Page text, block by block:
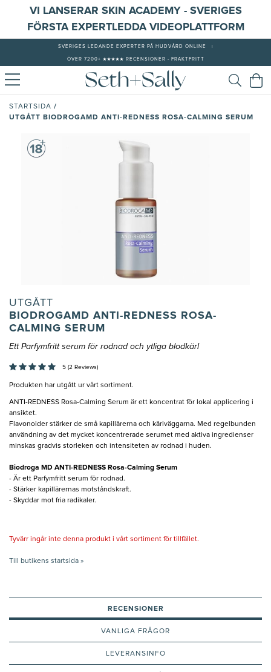
VI LANSERAR SKIN ACADEMY - SVERIGES
FÖRSTA EXPERTLEDDA VIDEOPLATTFORM
SVERIGES LEDANDE EXPERTER PÅ HUDVÅRD ONLINE
ÖVER 7200+ ★★★★★ RECENSIONER - FRAKTFRITT
STARTSIDA /
UTGÅTT BIODROGAMD ANTI-REDNESS ROSA-CALMING SERUM
UTGÅTT
BIODROGAMD ANTI-REDNESS ROSA-
CALMING SERUM
Ett Parfymfritt serum för rodnad och ytliga blodkärl
5 (2 Reviews)
Produkten har utgått ur vårt sortiment.
ANTI-REDNESS Rosa-Calming Serum är ett koncentrat för lokal applicering i
ansiktet.
Flavonoider stärker de små kapillärerna och kärlväggarna. Med regelbunden
användning av det mycket koncentrerade serumet med aktiva ingredienser
minskas gradvis storleken och intensiteten av rodnad i huden.
Biodroga MD ANTI-REDNESS Rosa-Calming Serum
- Är ett Parfymfritt serum för rodnad.
- Stärker kapillärernas motståndskraft.
- Skyddar mot fria radikaler.
Tyvärr ingår inte denna produkt i vårt sortiment för tillfället.
Till butikens startsida »
RECENSIONER
VANLIGA FRÅGOR
LEVERANSINFO